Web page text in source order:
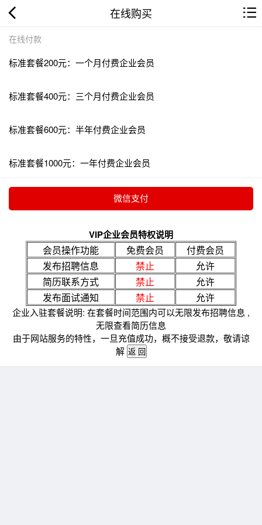
在线购买
在线付款
标准套餐200元：一个月付费企业会员
标准套餐400元：三个月付费企业会员
标准套餐600元：半年付费企业会员
标准套餐1000元：一年付费企业会员
VIP企业会员特权说明
会员操作功能 免费会员
付费会员
发布招聘信息
禁止
允许
简历联系方式
禁止
允许
发布面试通知
禁止 允许
企业入驻套餐说明: 在套餐时间范围内可以无限发布招聘信息 ,
无限查看简历信息
由于网站服务的特性，一旦充值成功，概不接受退款，敬请谅
解